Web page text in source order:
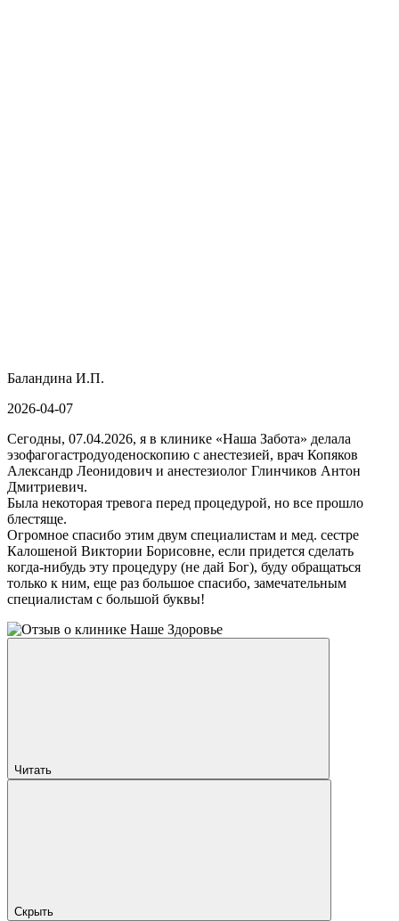
Баландина И.П.
2026-04-07
Сегодны, 07.04.2026, я в клинике «Наша Забота» делала
эзофагогастродуоденоскопию с анестезией, врач Копяков
Александр Леонидович и анестезиолог Глинчиков Антон
Дмитриевич.
Была некоторая тревога перед процедурой, но все прошло
блестяще.
Огромное спасибо этим двум специалистам и мед. сестре
Калошеной Виктории Борисовне, если придется сделать
когда-нибудь эту процедуру (не дай Бог), буду обращаться
только к ним, еще раз большое спасибо, замечательным
специалистам с большой буквы!
Читать
Скрыть